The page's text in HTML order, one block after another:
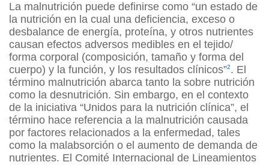
La malnutrición puede definirse como “un estado de
la nutrición en la cual una deficiencia, exceso o
desbalance de energía, proteína, y otros nutrientes
causan efectos adversos medibles en el tejido/
forma corporal (composición, tamaño y forma del
cuerpo) y la función, y los resultados clínicos”2. El
término malnutrición abarca tanto la sobre nutrición
como la desnutrición. Sin embargo, en el contexto
de la iniciativa “Unidos para la nutrición clínica”, el
término hace referencia a la malnutrición causada
por factores relacionados a la enfermedad, tales
como la malabsorción o el aumento de demanda de
nutrientes. El Comité Internacional de Lineamientos